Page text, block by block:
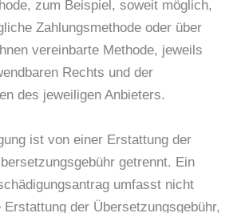
zum Beispiel, soweit möglich,
Zahlungsmethode oder über
vereinbarte Methode, jeweils
Rechts und der
des jeweiligen Anbieters.
ist von einer Erstattung der
getrennt. Ein
umfasst nicht
der Übersetzungsgebühr,